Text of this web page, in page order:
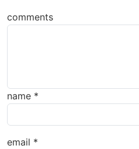
comments
name *
email *